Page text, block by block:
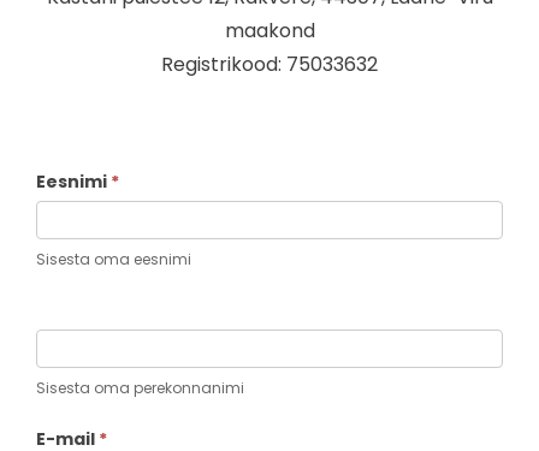
maakond
Registrikood: 75033632
Kontakti
Eesnimi *
Sisesta oma eesnimi
Sisesta oma perekonnanimi
E-mail *